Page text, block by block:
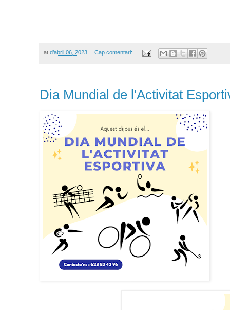
at d’abril 06, 2023 Cap comentari:
Dia Mundial de l'Activitat